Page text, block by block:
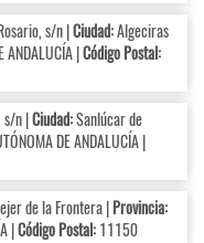
s/n |Ciudad:Algeciras
ANDALUCÍA |Código Postal:
s/n |Ciudad:Sanlúcar de
DE ANDALUCÍA |
de la Frontera |Provincia:
|Código Postal:11150